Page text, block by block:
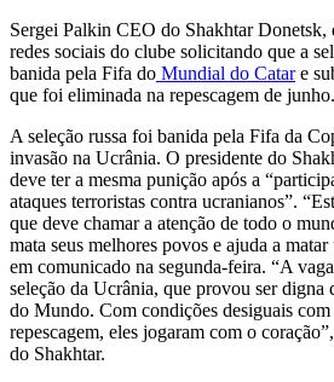
Sergei Palkin CEO do Shakhtar Donetsk,
redes sociais do clube solicitando que a
banida pela Fifa do Mundial do Catare
que foi eliminada na repescagem de junho.
A seleção russa foi banida pela Fifa da
invasão na Ucrânia. O presidente do
deve ter a mesma punição após a
ataques terroristas contra ucranianos”.
que deve chamar a atenção de todo o
mata seus melhores povos e ajuda a
em comunicado na segunda-feira. “A
seleção da Ucrânia, que provou ser digna
do Mundo. Com condições desiguais com
repescagem, eles jogaram com o
do Shakhtar.